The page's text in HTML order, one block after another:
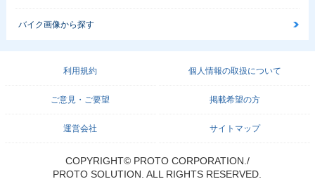
バイク画像から探す
利用規約 個人情報の取扱について
ご意見・ご要望 掲載希望の方
運営会社 サイトマップ
COPYRIGHT© PROTO CORPORATION./
PROTO SOLUTION. ALL RIGHTS RESERVED.